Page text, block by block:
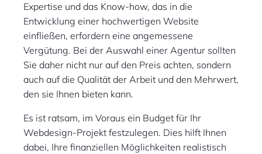
Expertise und das Know-how, das in die
Entwicklung einer hochwertigen Website
einfließen, erfordern eine angemessene
Vergütung. Bei der Auswahl einer Agentur sollten
Sie daher nicht nur auf den Preis achten, sondern
auch auf die Qualität der Arbeit und den Mehrwert,
den sie Ihnen bieten kann.
Es ist ratsam, im Voraus ein Budget für Ihr
Webdesign-Projekt festzulegen. Dies hilft Ihnen
dabei, Ihre finanziellen Möglichkeiten realistisch